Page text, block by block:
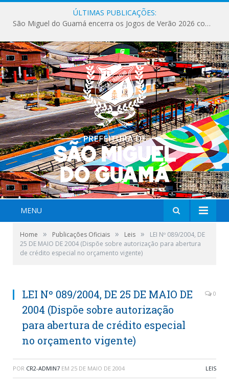
ÚLTIMAS PUBLICAÇÕES:
São Miguel do Guamá encerra os Jogos de Verão 2026 com sucesso de público e competições.
MENU
Home » Publicações Oficiais » Leis »
LEI Nº 089/2004, DE
25 DE MAIO DE 2004 (Dispõe sobre autorização para abertura
de crédito especial no orçamento vigente)
LEI Nº 089/2004, DE 25 DE MAIO DE
2004 (Dispõe sobre autorização
para abertura de crédito especial
no orçamento vigente)
0
POR CR2-ADMIN7 EM 25 DE MAIO DE 2004 LEIS